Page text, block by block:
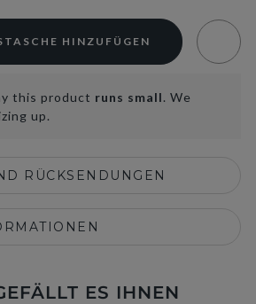
HINZUFÜGEN
this product runs small. We
up.
RÜCKSENDUNGEN
ES IHNEN